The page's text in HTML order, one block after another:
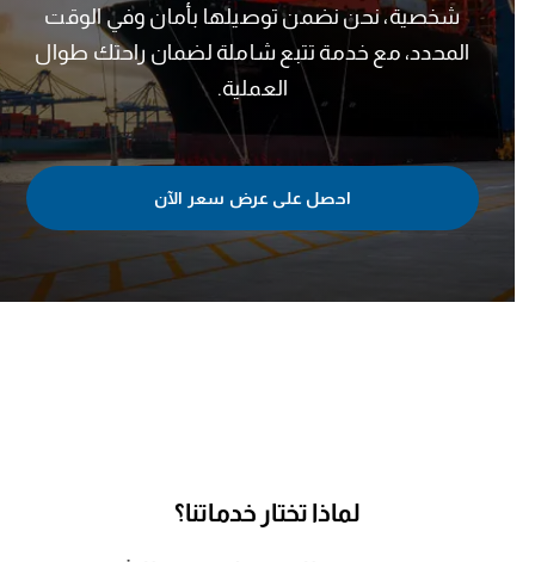
تواصل معنا
شخصية، نحن نضمن توصيلها بأمان وفي الوقت
المحدد، مع خدمة تتبع شاملة لضمان راحتك طوال
العملية.
احصل على عرض سعر الآن
لماذا تختار خدماتنا؟